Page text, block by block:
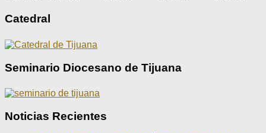
Catedral
Seminario Diocesano de Tijuana
Noticias Recientes